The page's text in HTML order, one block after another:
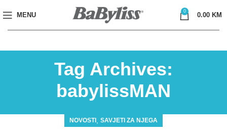
MENU
0
0.00 KM
Tag Archives:
babylissMAN
NOVOSTI SAVJETI ZA NJEGA